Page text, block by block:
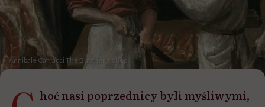
Annibale Carracci The Butcher’s Shop
hoć nasi poprzednicy byli myśliwymi,